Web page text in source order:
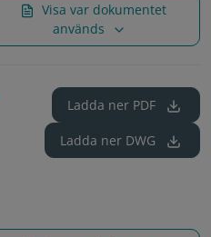
Visa var dokumentet
används
Ladda ner PDF
Ladda ner DWG